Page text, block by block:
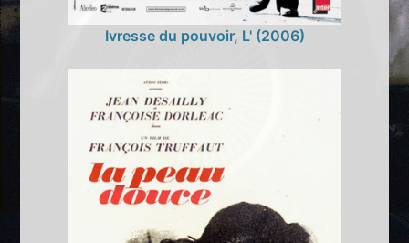
Ivresse du pouvoir, L' (2006)